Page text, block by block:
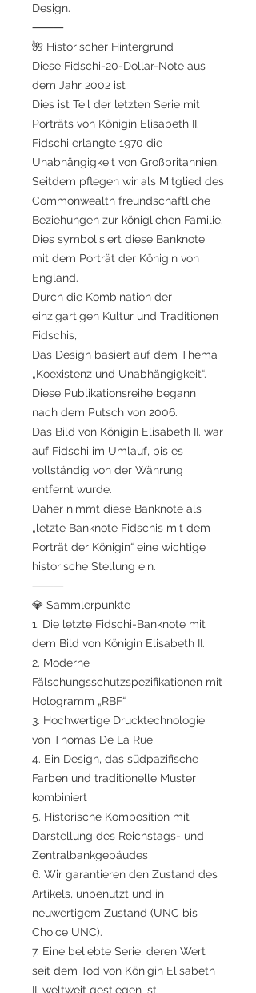
Design.
⸻
🌺 Historischer Hintergrund
Diese Fidschi-20-Dollar-Note aus
dem Jahr 2002 ist
Dies ist Teil der letzten Serie mit
Porträts von Königin Elisabeth II.
Fidschi erlangte 1970 die
Unabhängigkeit von Großbritannien.
Seitdem pflegen wir als Mitglied des
Commonwealth freundschaftliche
Beziehungen zur königlichen Familie.
Dies symbolisiert diese Banknote
mit dem Porträt der Königin von
England.
Durch die Kombination der
einzigartigen Kultur und Traditionen
Fidschis,
Das Design basiert auf dem Thema
„Koexistenz und Unabhängigkeit“.
Diese Publikationsreihe begann
nach dem Putsch von 2006.
Das Bild von Königin Elisabeth II. war
auf Fidschi im Umlauf, bis es
vollständig von der Währung
entfernt wurde.
Daher nimmt diese Banknote als
„letzte Banknote Fidschis mit dem
Porträt der Königin“ eine wichtige
historische Stellung ein.
⸻
💎 Sammlerpunkte
1. Die letzte Fidschi-Banknote mit
dem Bild von Königin Elisabeth II.
2. Moderne
Fälschungsschutzspezifikationen mit
Hologramm „RBF“
3. Hochwertige Drucktechnologie
von Thomas De La Rue
4. Ein Design, das südpazifische
Farben und traditionelle Muster
kombiniert
5. Historische Komposition mit
Darstellung des Reichstags- und
Zentralbankgebäudes
6. Wir garantieren den Zustand des
Artikels, unbenutzt und in
neuwertigem Zustand (UNC bis
Choice UNC).
7. Eine beliebte Serie, deren Wert
seit dem Tod von Königin Elisabeth
II. weltweit gestiegen ist